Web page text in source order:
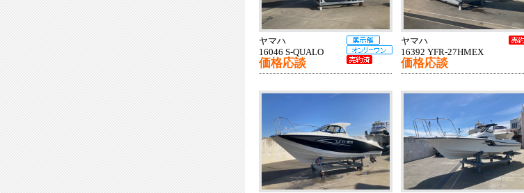
ヤマハ
16046 S-QUALO
価格応談
ヤマハ
16392 YFR-27HMEX
価格応談